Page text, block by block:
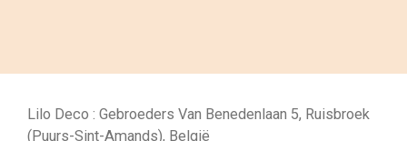
Lilo Deco : Gebroeders Van Benedenlaan 5, Ruisbroek
(Puurs-Sint-Amands), België